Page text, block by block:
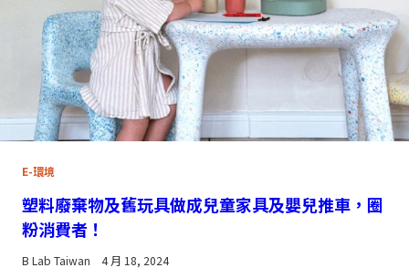
E-環境
塑料廢棄物及舊玩具做成兒童家具及嬰兒推車，圈
粉消費者！
B Lab Taiwan 4 月 18, 2024